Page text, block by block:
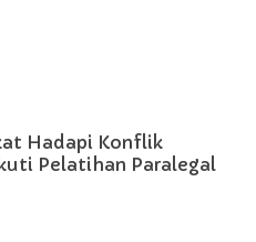
Hadapi Konflik
Pelatihan Paralegal